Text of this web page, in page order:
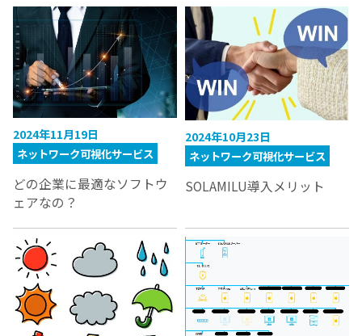
2024年11月19日
ネットワーク可視化サービス
どの企業に最適なソフトウ
ェアなの？
2024年10月23日
ネットワーク可視化サービス
SOLAMILU導入メリット